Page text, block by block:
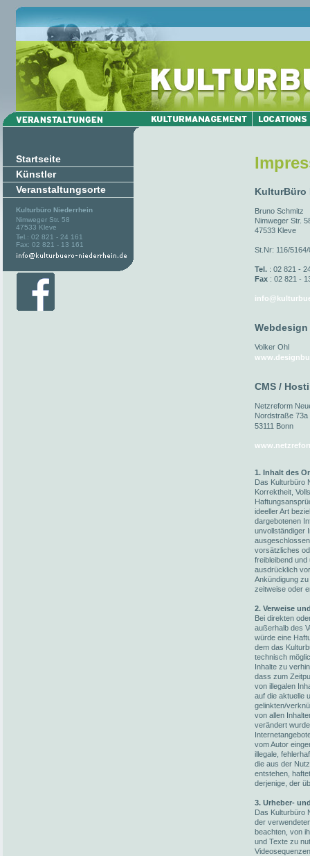
Startseite
Künstler
Veranstaltungsorte
Kulturbüro Niederrhein
Nimweger Str. 58
47533 Kleve
Tel.: 02 821 - 24 161
Fax: 02 821 - 13 161
KulturBüro
Bruno Schmitz
Nimweger Str.
47533 Kleve
St.Nr: 116/
Tel. : 02 821 -
Fax : 02 821 -
Webdesign
Volker Ohl
CMS /
Netzreform
Nordstraße 73a
53111 Bonn
1. Inhalt des
Das Kulturbüro
Korrektheit,
ideeller Art
dargebotenen
unvollständiger
vorsätzliches
freibleibend
ausdrücklich
Ankündigung
zeitweise oder
2. Verweise
Bei direkten
außerhalb des
würde eine
dem das
technisch
Inhalte zu
dass zum
von illegalen
auf die aktuelle
gelinkten/
von allen
verändert
vom Autor
illegale,
die aus der
entstehen,
derjenige, der
3. Urheber-
Das Kulturbüro
der
beachten, von
und Texte zu